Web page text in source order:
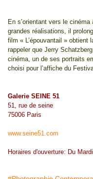
En s’orientant vers le
grandes réalisations, il
film « L’épouvantail » obtient
rappeler que Jerry
cinéma, un de ses portraits
choisi pour l’affiche du
Galerie SEINE 51
51, rue de seine
75006 Paris
www.seine51.com
Horaires d'ouverture: Du